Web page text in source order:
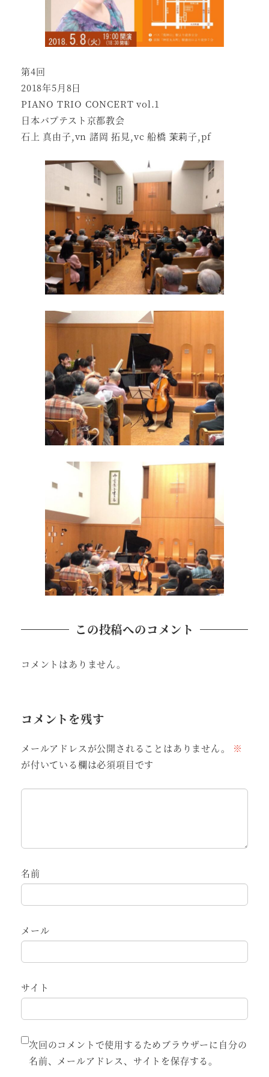
第4回
2018年5月8日
PIANO TRIO CONCERT vol.1
日本バプテスト京都教会
石上 真由子,vn 諸岡 拓見,vc 船橋 茉莉子,pf
この投稿へのコメント
コメントはありません。
コメントを残す
メールアドレスが公開されることはありません。
※
が付いている欄は必須項目です
名前
メール
サイト
次回のコメントで使用するためブラウザーに自分の
名前、メールアドレス、サイトを保存する。